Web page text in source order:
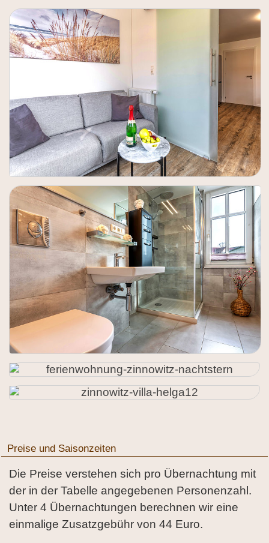
Preise und Saisonzeiten
Die Preise verstehen sich pro Übernachtung mit
der in der Tabelle angegebenen Personenzahl.
Unter 4 Übernachtungen berechnen wir eine
einmalige Zusatzgebühr von 44 Euro.